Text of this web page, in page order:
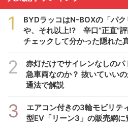
1
BYDラッコはN-BOXの「パ
や、それ以上!? 辛口”正直”
チェックして分かった隠れた
2
赤灯だけでサイレンなしのパ
急車両なのか？ 抜いていい
通法で解説
3
エアコン付きの3輪モビリテ
型EV「リーン3」の販売網に